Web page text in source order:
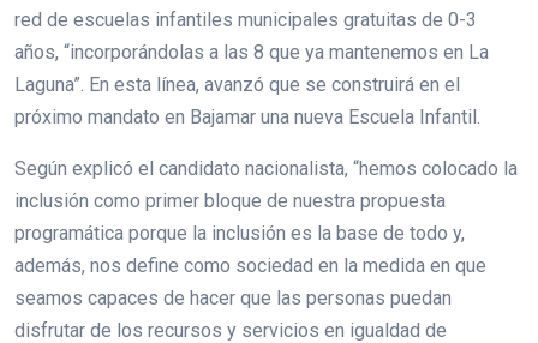
red de escuelas infantiles municipales gratuitas de 0-3
años, “incorporándolas a las 8 que ya mantenemos en La
Laguna”. En esta línea, avanzó que se construirá en el
próximo mandato en Bajamar una nueva Escuela Infantil.
Según explicó el candidato nacionalista, “hemos colocado la
inclusión como primer bloque de nuestra propuesta
programática porque la inclusión es la base de todo y,
además, nos define como sociedad en la medida en que
seamos capaces de hacer que las personas puedan
disfrutar de los recursos y servicios en igualdad de